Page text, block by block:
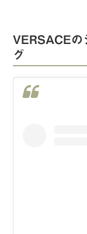
VERSACEの
グ